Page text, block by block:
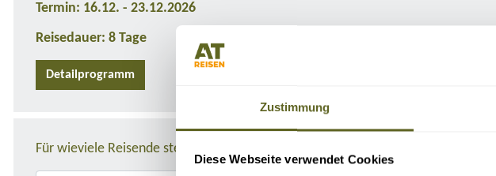
Zustimmung
Diese Webseite verwendet Cookies
Termin: 16.12. - 23.12.2026
Reisedauer: 8 Tage
Detailprogramm
Für wieviele Reisende stellen Sie die Anfrage?